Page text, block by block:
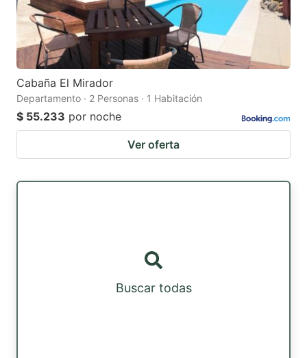
Cabaña El Mirador
Departamento · 2 Personas · 1 Habitación
$ 55.233 por noche
Ver oferta
Buscar todas